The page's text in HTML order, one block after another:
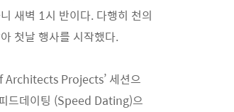
새벽 1시 반이다. 다행히 천의
첫날 행사를 시작했다.
Projects’ 세션으
드데이팅 (Speed Dating)으